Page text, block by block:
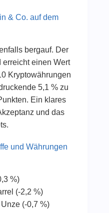
& Co. auf dem
bergauf. Der
erreicht einen Wert
Kryptowährungen
5,1 % zu
Ein klares
und das
und Währungen
%)
(-2,2 %)
(-0,7 %)